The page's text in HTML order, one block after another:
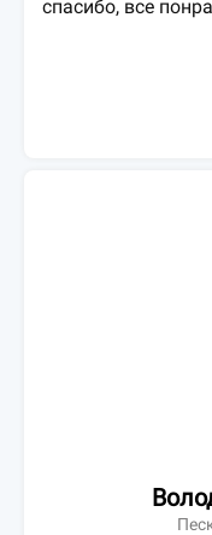
спасибо, все